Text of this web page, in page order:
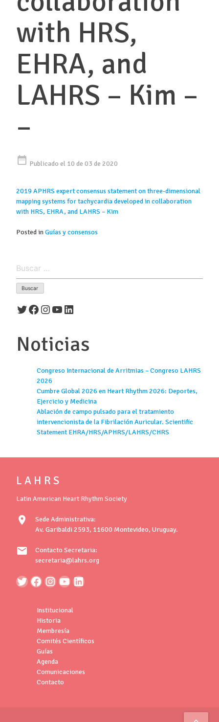
with HRS,
EHRA, and
LAHRS – Kim –
–
date_range Publicado el 10 de 03 de 2020
2019 APHRS expert consensus statement on three‐dimensional
mapping systems for tachycardia developed in collaboration
with HRS, EHRA, and LAHRS – Kim
Posted inGuías y consensos
Twitter
Facebook
Instagram
YouTube
LinkedIn
Noticias
Congreso Internacional de Arritmias – Congreso LAHRS
2026
Cumbre Global 2026 en Heart Rhythm 2026: Deportes,
Ejercicio y Medicina
Ablación de campo pulsado para el tratamiento
intervencionista de la Fibrilación Auricular. Scientific
Statement EHRA/HRS/APHRS/LAHRS/CHRS
L A H R S
Latin American Heart Rhythm Society
location_on
Sede Administrativa:
Av. Garibaldi 2593, 11600 Montevideo, Uruguay.
mail
Contacto Secretaria:
secretaria@lahrs.org
Institucional
Historia
Membresía
Comités Científicos
Guías
Agenda
Comunicaciones
Contacto